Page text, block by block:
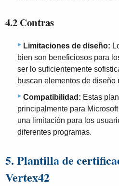
4.2 Contras
Limitaciones de diseño:
bien son beneficiosos para
ser lo suficientemente
buscan elementos de diseño
Compatibilidad: Estas
principalmente para
una limitación para los
diferentes programas.
5. Plantilla de
Vertex42